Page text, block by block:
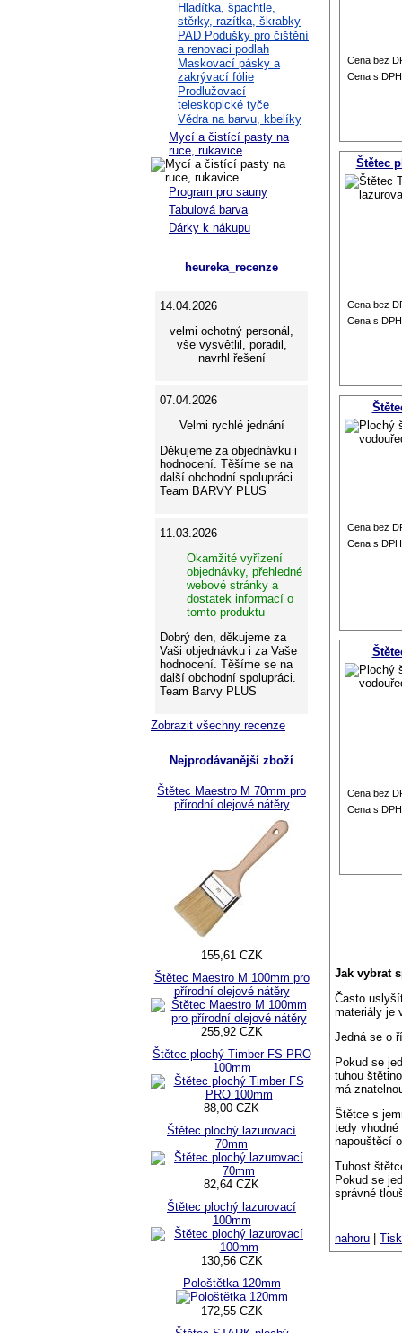
Cena bez
Cena s DPH
Štětec
Cena bez
Cena s DPH
Cena bez
Cena s DPH
Cena bez
Cena s DPH
Jak vybrat
Často
materiály je
Jedná se o
Pokud se
tuhou
má
Štětce s
tedy
napouštěcí
Tuhost
Pokud se
správné
nahoru
Hladítka, špachtle,
stěrky, razítka, škrabky
PAD Podušky pro čištění
a renovaci podlah
Maskovací pásky a
zakrývací fólie
Prodlužovací
teleskopické tyče
Vědra na barvu, kbelíky
Mycí a čistící pasty na
ruce, rukavice
Program pro sauny
Tabulová barva
Dárky k nákupu
heureka_recenze
14.04.2026
velmi ochotný personál,
vše vysvětlil, poradil,
navrhl řešení
07.04.2026
Velmi rychlé jednání
Děkujeme za objednávku i
hodnocení. Těšíme se na
další obchodní spolupráci.
Team BARVY PLUS
11.03.2026
Okamžité vyřízení
objednávky, přehledné
webové stránky a
dostatek informací o
tomto produktu
Dobrý den, děkujeme za
Vaši objednávku i za Vaše
hodnocení. Těšíme se na
další obchodní spolupráci.
Team Barvy PLUS
Zobrazit všechny recenze
Nejprodávanější zboží
Štětec Maestro M 70mm pro
přírodní olejové nátěry
155,61 CZK
Štětec Maestro M 100mm pro
přírodní olejové nátěry
255,92 CZK
Štětec plochý Timber FS PRO
100mm
88,00 CZK
Štětec plochý lazurovací
70mm
82,64 CZK
Štětec plochý lazurovací
100mm
130,56 CZK
Pološtětka 120mm
172,55 CZK